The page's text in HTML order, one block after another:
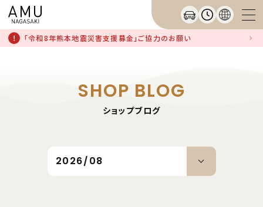
「令和8年熊本地震災害支援募金」ご協力のお願い
SHOP BLOG
ショップブログ